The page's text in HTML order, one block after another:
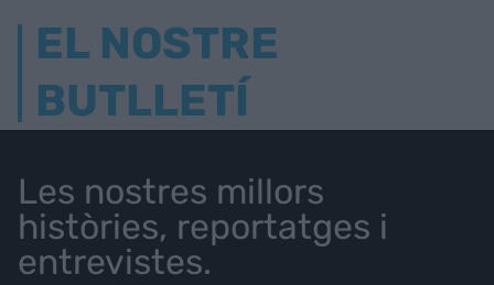
EL NOSTRE
BUTLLETÍ
Les nostres millors
històries, reportatges i
entrevistes.